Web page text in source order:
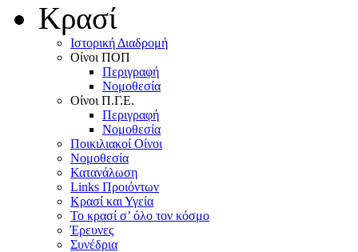
Κρασί
Iστορική Διαδρομή
Oίνοι ΠOΠ
Περιγραφή
Nομοθεσία
Oίνοι Π.Γ.E.
Περιγραφή
Νομοθεσία
Ποικιλιακοί Oίνοι
Nομοθεσία
Κατανάλωση
Links Προιόντων
Κρασί και Υγεία
To κρασί σ’ όλο τον κόσμο
Έρευνες
Συνέδρια